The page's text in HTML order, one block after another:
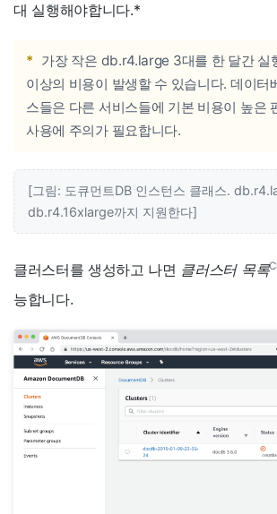
대 실행해야합니다.*
* 가장 작은 db.r4.large 3대를 한 달간 실
이상의 비용이 발생할 수 있습니다. 데이터
스들은 다른 서비스들에 기본 비용이 높은
사용에 주의가 필요합니다.
[그림: 도큐먼트DB 인스턴스 클래스.
db.r4.16xlarge까지 지원한다]
클러스터를 생성하고 나면 클러스터 목록
능합니다.